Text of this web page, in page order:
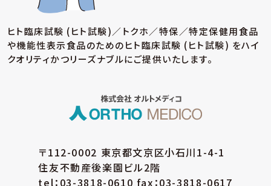
ヒト臨床試験 (ヒト試験)／トクホ／特保／特定保健用食品
や機能性表示食品のためのヒト臨床試験 (ヒト試験) をハイ
クオリティかつリーズナブルにご提供いたします。
〒112-0002 東京都文京区小石川1-4-1
住友不動産後楽園ビル2階
tel：03-3818-0610 fax：03-3818-0617